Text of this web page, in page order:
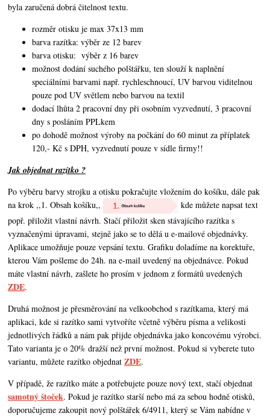
byla zaručená dobrá čitelnost textu.
rozměr otisku je max 37x13 mm
barva razítka: výběr ze 12 barev
barva otisku: výběr z 16 barev
možnost dodání suchého polštářku, ten slouží k naplnění
speciálními barvami např. rychleschnoucí, UV barvou viditelnou
pouze pod UV světlem nebo barvou na textil
dodací lhůta 2 pracovní dny při osobním vyzvednutí, 3 pracovní
dny s posláním PPLkem
po dohodě možnost výroby na počkání do 60 minut za příplatek
120,- Kč s DPH, vyzvednutí pouze v sídle firmy!!
Jak objednat razítko ?
Po výběru barvy strojku a otisku pokračujte vložením do košíku, dále pak
na krok ,,1. Obsah košíku,,
kde můžete napsat text
popř. přiložit vlastní návrh. Stačí přiložit sken stávajícího razítka s
vyznačenými úpravami, stejně jako se to dělá u e-mailové objednávky.
Aplikace umožňuje pouze vepsání textu. Grafiku doladíme na korektuře,
kterou Vám pošleme do 24h. na e-mail uvedený na objednávce. Pokud
máte vlastní návrh,zašlete ho prosím v jednom z formátů uvedených
ZDE.
Druhá možnost je přesměrování na velkoobchod s razítkama, který má
aplikaci, kde si razítko sami vytvoříte včetně výběru písma a velikosti
jednotlivých řádků a nám pak přijde objednávka jako koncovému výrobci.
Tato varianta je o 20% dražší než první možnost. Pokud si vyberete tuto
variantu, můžete razítko objednatZDE.
V případě, že razítko máte a potřebujete pouze nový text, stačí objednat
samotný štoček. Pokud je razítko starší nebo má za sebou hodně otisků,
doporučujeme zakoupit nový polštářek 6/4911, který se Vám nabídne v